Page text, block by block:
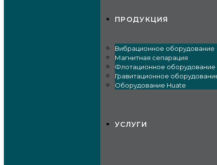
ПРОДУКЦИЯ
Вибрационное оборудование
Магнитная сепарация
Флотационное оборудование
Гравитационное
Оборудование Huate
УСЛУГИ